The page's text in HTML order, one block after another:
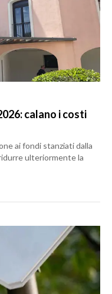
calano i costi
ai fondi stanziati dalla
ulteriormente la